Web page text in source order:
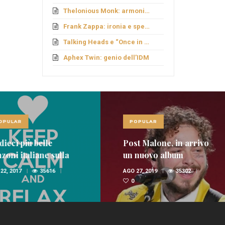
Thelonious Monk: armonie fuori schema
Frank Zappa: ironia e sperimentazione
Talking Heads e “Once in a Lifetime”
Aphex Twin: genio dell’IDM
più belle
italiane sulla
35616
POPULAR
Post Malone, in arrivo
un nuovo album
AGO 27, 2019
35302
0